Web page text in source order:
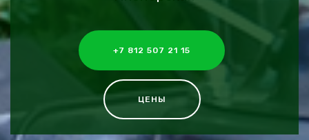
+7 812 507 21 15
ЦЕНЫ